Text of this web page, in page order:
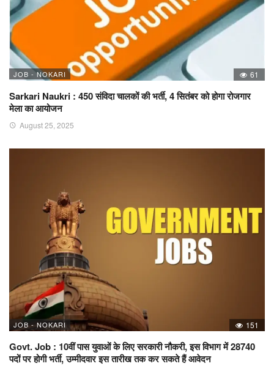
JOB - NOKARI 61
Sarkari Naukri : 450 संविदा चालकों की भर्ती, 4 सितंबर को होगा रोजगार
मेला का आयोजन
August 25, 2025
JOB - NOKARI 151
Govt. Job : 10वीं पास युवाओं के लिए सरकारी नौकरी, इस विभाग में 28740
पदों पर होगी भर्ती, उम्मीदवार इस तारीख तक कर सकते हैं आवेदन